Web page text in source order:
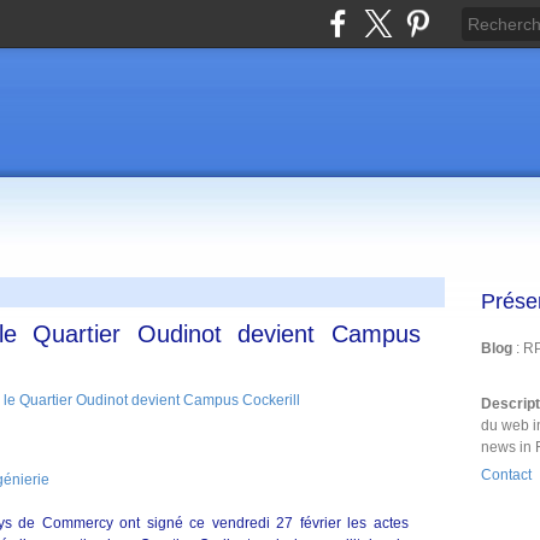
Quartier Oudinot devient Campus
de Commercy ont signé ce vendredi 27 février les actes
Blog :
du web
news in
Contact